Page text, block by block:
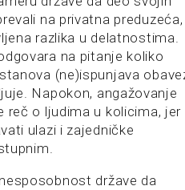
na privatna preduzeća,
razlika u delatnostima.
na pitanje koliko
(ne)ispunjava
Napokon, angažovanje
reč o ljudima u kolicima, jer
ulazi i zajedničke
države da